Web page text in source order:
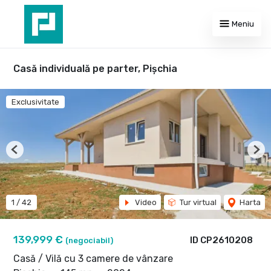
Meniu
Casă individuală pe parter, Pișchia
ID CP2610208
139,999 € (negociabil)
Casă / Vilă cu 3 camere de vânzare
Exclusivitate
1 / 42 Video Tur virtual Harta
Previous